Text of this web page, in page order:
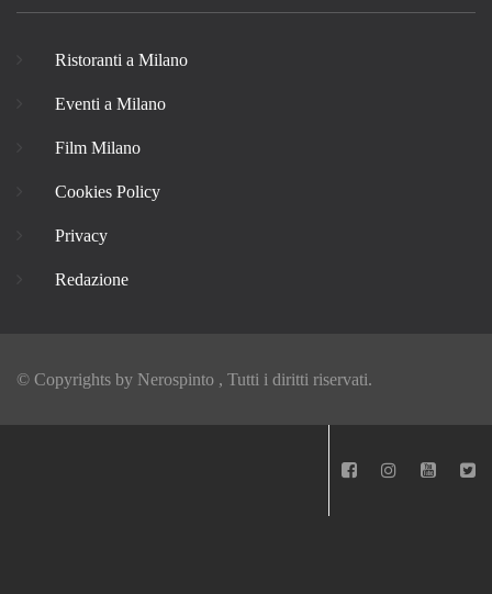
Ristoranti a Milano
Eventi a Milano
Film Milano
Cookies Policy
Privacy
Redazione
© Copyrights by Nerospinto , Tutti i diritti riservati.